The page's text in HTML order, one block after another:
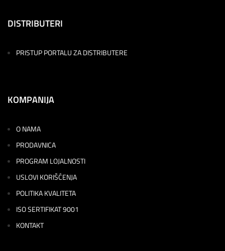
DISTRIBUTERI
PRISTUP PORTALU ZA DISTRIBUTERE
KOMPANIJA
O NAMA
PRODAVNICA
PROGRAM LOJALNOSTI
USLOVI KORIŠĆENJA
POLITIKA KVALITETA
ISO SERTIFIKAT 9001
KONTAKT